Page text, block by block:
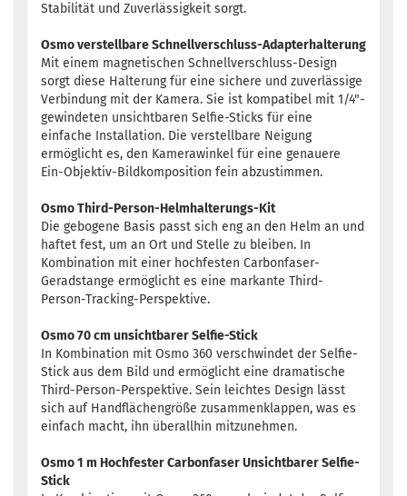
Stabilität und Zuverlässigkeit sorgt.
Osmo verstellbare Schnellverschluss-Adapterhalterung
Mit einem magnetischen Schnellverschluss-Design
sorgt diese Halterung für eine sichere und zuverlässige
Verbindung mit der Kamera. Sie ist kompatibel mit 1/4"-
gewindeten unsichtbaren Selfie-Sticks für eine
einfache Installation. Die verstellbare Neigung
ermöglicht es, den Kamerawinkel für eine genauere
Ein-Objektiv-Bildkomposition fein abzustimmen.
Osmo Third-Person-Helmhalterungs-Kit
Die gebogene Basis passt sich eng an den Helm an und
haftet fest, um an Ort und Stelle zu bleiben. In
Kombination mit einer hochfesten Carbonfaser-
Geradstange ermöglicht es eine markante Third-
Person-Tracking-Perspektive.
Osmo 70 cm unsichtbarer Selfie-Stick
In Kombination mit Osmo 360 verschwindet der Selfie-
Stick aus dem Bild und ermöglicht eine dramatische
Third-Person-Perspektive. Sein leichtes Design lässt
sich auf Handflächengröße zusammenklappen, was es
einfach macht, ihn überallhin mitzunehmen.
Osmo 1 m Hochfester Carbonfaser Unsichtbarer Selfie-
Stick